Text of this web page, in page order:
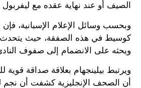
الصيف أو عند نهاية عقده مع ليفربول
وبحسب وسائل الإعلام الإسبانية، فإن
كوسيط في هذه الصفقة، حيث يتحدث
ويحثه على الانضمام إلى صفوف
ويرتبط بيلينجهام بعلاقة صداقة قوية
أن الصحف الإنجليزية كشفت أن نجم